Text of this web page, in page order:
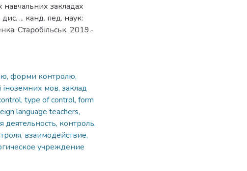
навчальних закладах
... канд. пед. наук:
Старобільськ, 2019.-
форми контролю,
іноземних мов, заклад
type of control, form
language teachers,
деятельность, контроль,
взаимодействие,
учреждение